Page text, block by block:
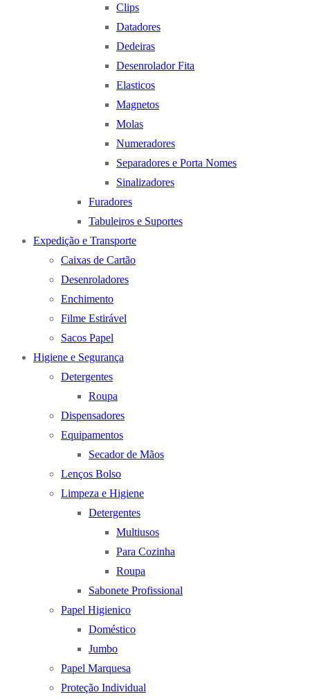
Clips
Datadores
Dedeiras
Desenrolador Fita
Elasticos
Magnetos
Molas
Numeradores
Separadores e Porta Nomes
Sinalizadores
Furadores
Tabuleiros e Suportes
Expedição e Transporte
Caixas de Cartão
Desenroladores
Enchimento
Filme Estirável
Sacos Papel
Higiene e Segurança
Detergentes
Roupa
Dispensadores
Equipamentos
Secador de Mãos
Lenços Bolso
Limpeza e Higiene
Detergentes
Multiusos
Para Cozinha
Roupa
Sabonete Profissional
Papel Higienico
Doméstico
Jumbo
Papel Marquesa
Proteção Individual